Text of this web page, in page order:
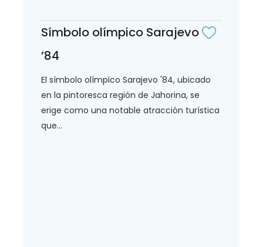
Símbolo olímpico Sarajevo
’84
El símbolo olímpico Sarajevo '84, ubicado
en la pintoresca región de Jahorina, se
erige como una notable atracción turística
que...